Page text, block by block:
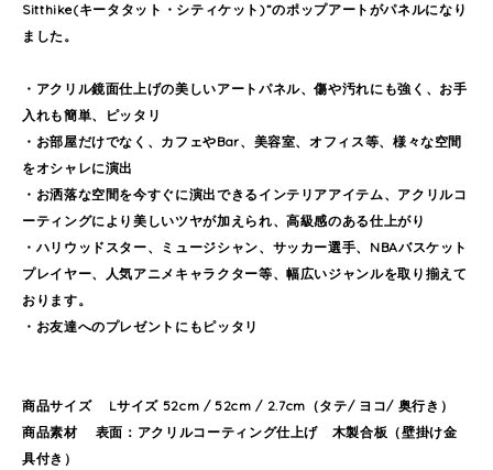
Sitthike(キータタット・シティケット)”のポップアートがパネルになり
ました。
・アクリル鏡面仕上げの美しいアートパネル、傷や汚れにも強く、お手
入れも簡単、ピッタリ
・お部屋だけでなく、カフェやBar、美容室、オフィス等、様々な空間
をオシャレに演出
・お洒落な空間を今すぐに演出できるインテリアアイテム、アクリルコ
ーティングにより美しいツヤが加えられ、高級感のある仕上がり
・ハリウッドスター、ミュージシャン、サッカー選手、NBAバスケット
プレイヤー、人気アニメキャラクター等、幅広いジャンルを取り揃えて
おります。
・お友達へのプレゼントにもピッタリ
商品サイズ Lサイズ 52cm / 52cm / 2.7cm（タテ/ ヨコ/ 奥行き）
商品素材 表面：アクリルコーティング仕上げ 木製合板（壁掛け金
具付き）